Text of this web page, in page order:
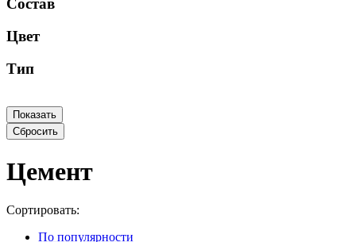
Состав
Цвет
Тип
Цемент
Сортировать:
По популярности